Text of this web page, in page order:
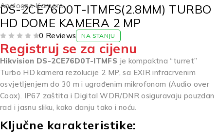
Analogne Kamere
DS-2CE76D0T-ITMFS(2.8MM) TURBO
HD DOME KAMERA 2 MP
0 Reviews NA STANJU
Registruj se za cijenu
Hikvision DS-2CE76D0T-ITMFS je kompaktna “turret”
Turbo HD kamera rezolucije 2 MP, sa EXIR infracrvenim
osvjetljenjem do 30 m i ugrađenim mikrofonom (Audio over
Coax). IP67 zaštita i Digital WDR/DNR osiguravaju pouzdan
rad i jasnu sliku, kako danju tako i noću.
Ključne karakteristike: